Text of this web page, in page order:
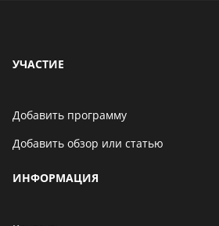
УЧАСТИЕ
Добавить программу
Добавить обзор или статью
ИНФОРМАЦИЯ